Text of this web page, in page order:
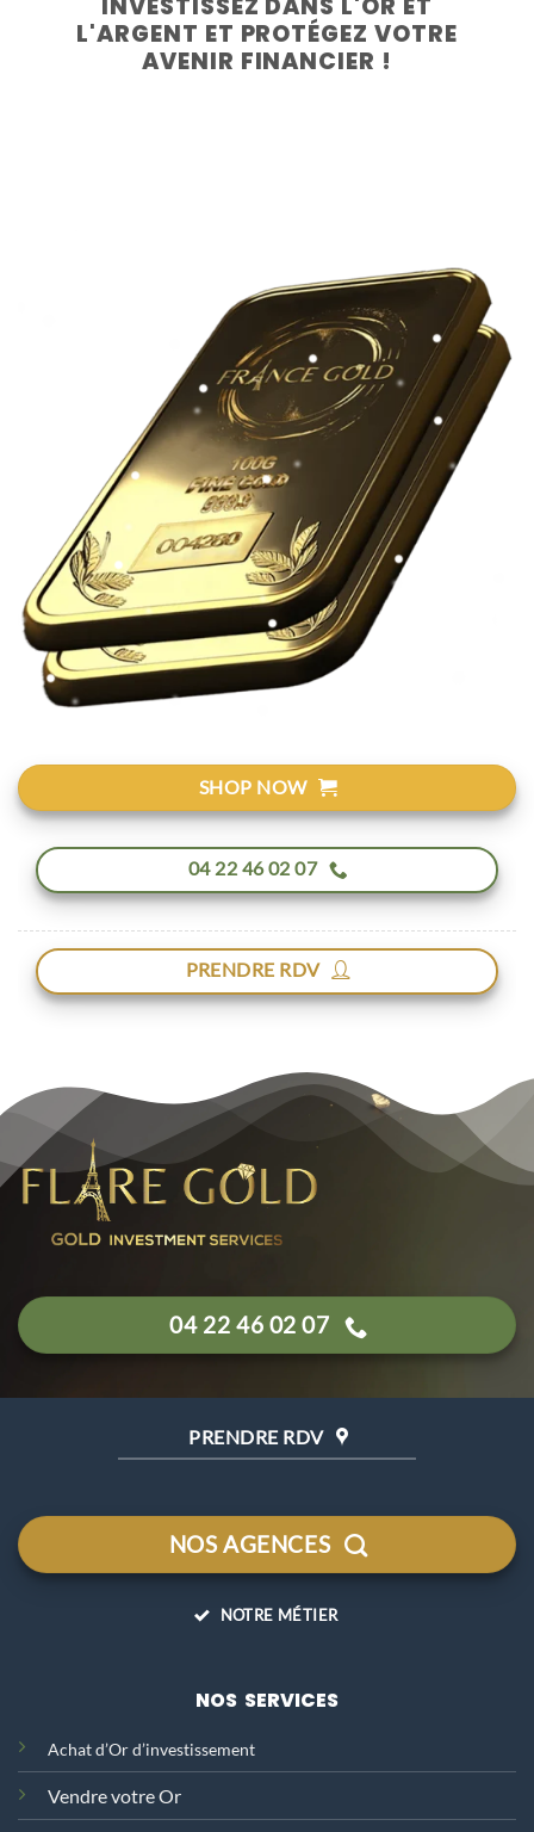
INVESTISSEZ DANS L'OR ET
L'ARGENT ET PROTÉGEZ VOTRE
AVENIR FINANCIER !
SHOP NOW
04 22 46 02 07
PRENDRE RDV
04 22 46 02 07
PRENDRE RDV
NOS AGENCES
NOTRE MÉTIER
NOS SERVICES
Achat d’Or d’investissement
Vendre votre Or